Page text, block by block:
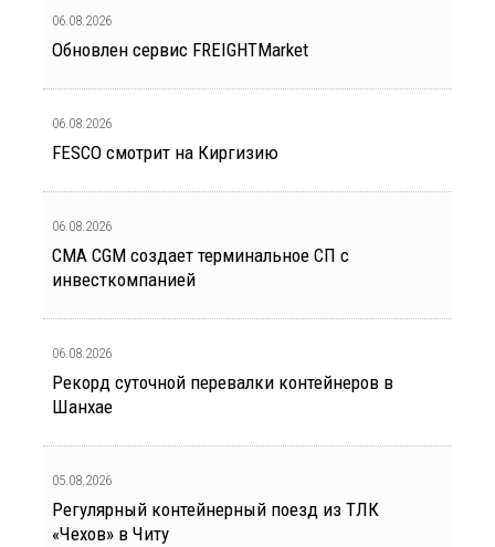
06.08.2026
Обновлен сервис FREIGHTMarket
06.08.2026
FESCO смотрит на Киргизию
06.08.2026
CMA CGM создает терминальное СП с
инвесткомпанией
06.08.2026
Рекорд суточной перевалки контейнеров в
Шанхае
05.08.2026
Регулярный контейнерный поезд из ТЛК
«Чехов» в Читу